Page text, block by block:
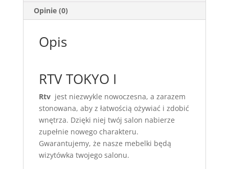
Opinie (0)
Opis
RTV TOKYO I
Rtv jest niezwykle nowoczesna, a zarazem
stonowana, aby z łatwością ożywiać i zdobić
wnętrza. Dzięki niej twój salon nabierze
zupełnie nowego charakteru.
Gwarantujemy, że nasze mebelki będą
wizytówka twojego salonu.